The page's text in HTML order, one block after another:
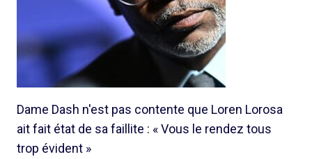
Dame Dash n'est pas contente que Loren Lorosa
ait fait état de sa faillite : « Vous le rendez tous
trop évident »